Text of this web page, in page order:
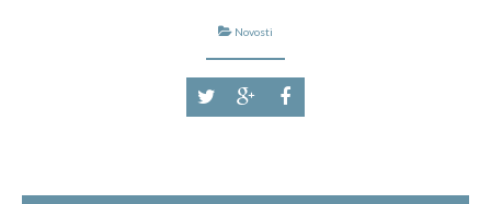
Novosti